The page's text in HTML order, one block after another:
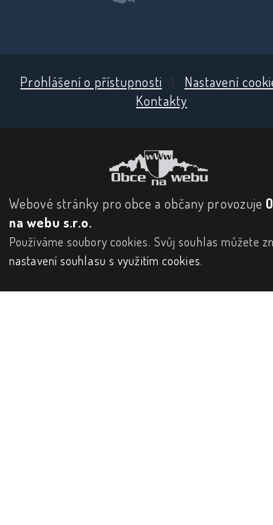
Prohlášení o přístupnosti | Nastavení
Kontakty
Webové stránky pro obce a občany provozuje
na webu s.r.o.
Používáme soubory cookies. Svůj souhlas můžete
nastavení souhlasu s využitím cookies.